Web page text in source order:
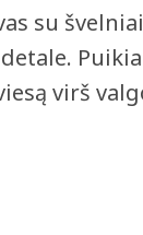
su
virš